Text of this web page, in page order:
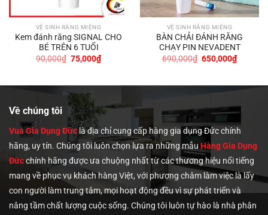
VỆ SINH RĂNG MIỆNG
Kem đánh răng SIGNAL CHO
BÉ TRÊN 6 TUỔI
90,000₫ Giá
gốc
75,000₫Giá
hiện
VỆ SINH RĂNG MIỆNG
BÀN CHẢI ĐÁNH RĂNG
CHẠY PIN NEVADENT
690,000₫ Giá
650,000₫Giá
hiện
Về chúng tôi
Vua Gia Dụng Đứclà địa chỉ cung cấp hàng gia dụng Đức chính
hãng, uy tín. Chúng tôiluôn chọn lựa ra những mẫu Hàng Gia Dụng
Đứcchính hãng được ưa chuộng nhất từ các thương hiệu nổi tiếng
mang về phục vụ khách hàng Việt, với phương châm làm việc là lấy
con người làm trung tâm, mọi hoạt động đều vì sự phát triển và
nâng tầm chất lượng cuộc sống. Chúng tôi luôn tự hào là nhà phân